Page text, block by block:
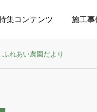
集コンテンツ 施工事
ふれあい農園だより